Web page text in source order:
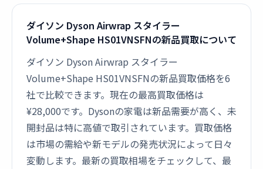
ダイソン Dyson Airwrap スタイラー
Volume+Shape HS01VNSFNの新品買取について
ダイソン Dyson Airwrap スタイラー
Volume+Shape HS01VNSFNの新品買取価格を6
社で比較できます。現在の最高買取価格は
¥28,000です。Dysonの家電は新品需要が高く、未
開封品は特に高値で取引されています。買取価格
は市場の需給や新モデルの発売状況によって日々
変動します。最新の買取相場をチェックして、最